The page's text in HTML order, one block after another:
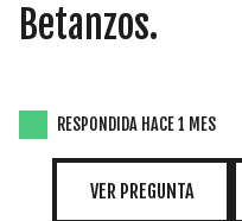
Betanzos.
RESPONDIDA HACE 1 MES
VER PREGUNTA